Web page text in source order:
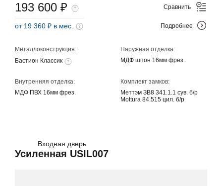
Металлоконструкция:
Бастион Классик
Наружная отделка:
МДФ шпон 16мм фрез.
Внутренняя отделка:
МДФ ПВХ 16мм фрез.
Комплект замков:
Меттэм ЗВ8 341.1.1 сув. б/р
Mottura 84.515 цил. б/р
193 600 ₽
от 19 360 ₽ в мес.
Сравнить
Подробнее
Входная дверь
Усиленная USIL007